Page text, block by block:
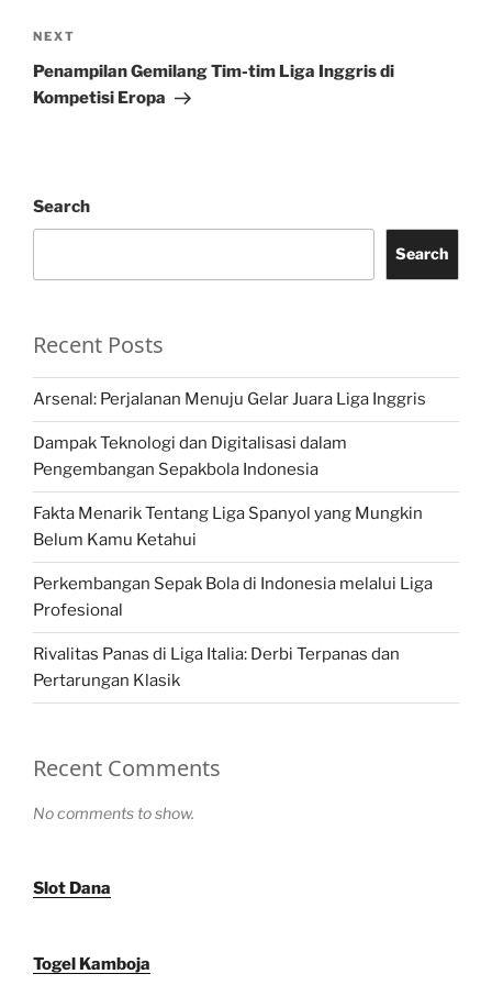
Next
Post
NEXT
Penampilan Gemilang Tim-tim Liga Inggris di
Kompetisi Eropa
Search
Search
Recent Posts
Arsenal: Perjalanan Menuju Gelar Juara Liga Inggris
Dampak Teknologi dan Digitalisasi dalam
Pengembangan Sepakbola Indonesia
Fakta Menarik Tentang Liga Spanyol yang Mungkin
Belum Kamu Ketahui
Perkembangan Sepak Bola di Indonesia melalui Liga
Profesional
Rivalitas Panas di Liga Italia: Derbi Terpanas dan
Pertarungan Klasik
Recent Comments
No comments to show.
Slot Dana
Togel Kamboja